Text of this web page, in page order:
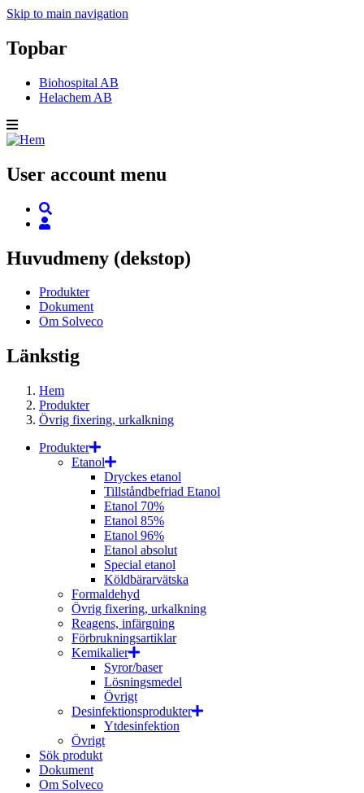
Skip to main navigation
Topbar
Biohospital AB
Helachem AB
User account menu
Huvudmeny (dekstop)
Produkter
Dokument
Om Solveco
Länkstig
Hem
Produkter
Övrig fixering, urkalkning
Produkter
Etanol
Dryckes etanol
Tillståndbefriad Etanol
Etanol 70%
Etanol 85%
Etanol 96%
Etanol absolut
Special etanol
Köldbärarvätska
Formaldehyd
Övrig fixering, urkalkning
Reagens, infärgning
Förbrukningsartiklar
Kemikalier
Syror/baser
Lösningsmedel
Övrigt
Desinfektionsprodukter
Ytdesinfektion
Övrigt
Sök produkt
Dokument
Om Solveco